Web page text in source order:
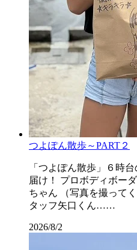
つよぽん散歩～PART２
「つよぽん散歩」６時
届け！ プロボディボー
ちゃん （写真を撮って
タッフ矢口くん……
2026/8/2